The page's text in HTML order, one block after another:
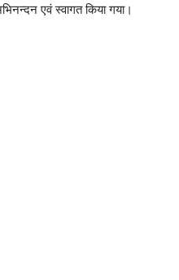
एवं स्वागत किया गया।